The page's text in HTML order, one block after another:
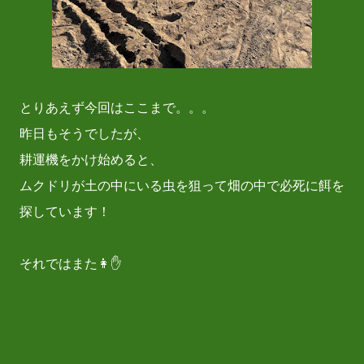
とりあえず今回はここまで。。。
昨日もそうでしたが、
耕運機をかけ始めると、
ムクドリが土の中にいる虫を狙って畑の中で必死に餌を
探しています！
それではまた👩✋